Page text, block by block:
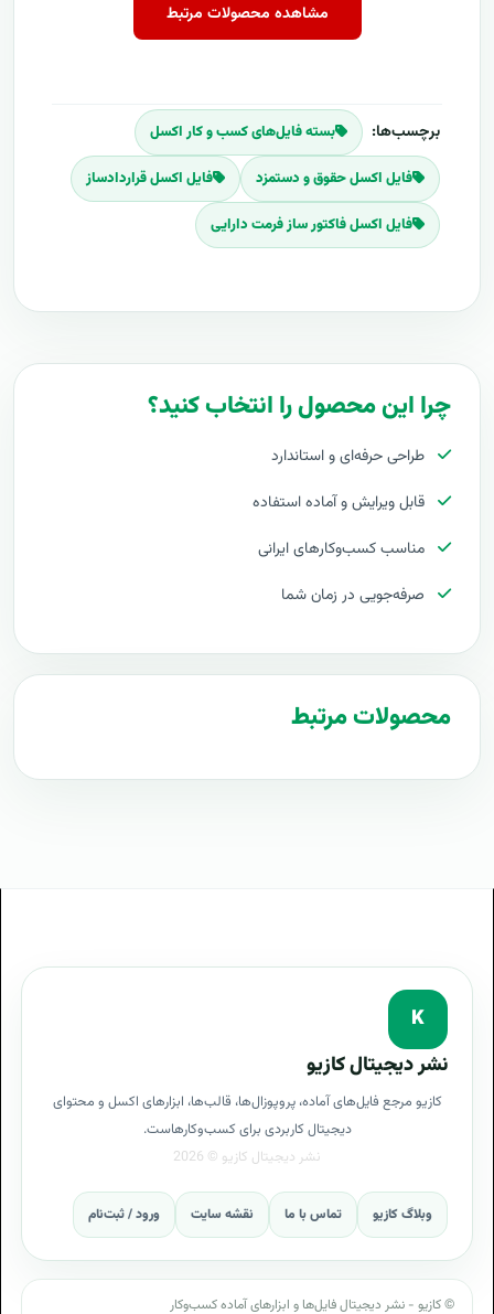
مشاهده محصولات مرتبط
برچسب‌ها: بسته فایل‌های کسب و کار اکسل
فایل اکسل حقوق و دستمزد فایل اکسل قراردادساز
فایل اکسل فاکتور ساز فرمت دارایی
چرا این محصول را انتخاب کنید؟
طراحی حرفه‌ای و استاندارد
قابل ویرایش و آماده استفاده
مناسب کسب‌وکارهای ایرانی
صرفه‌جویی در زمان شما
محصولات مرتبط
K
نشر دیجیتال کازیو
کازیو مرجع فایل‌های آماده، پروپوزال‌ها، قالب‌ها، ابزارهای اکسل و محتوای
دیجیتال کاربردی برای کسب‌وکارهاست.
وبلاگ کازیو تماس با ما نقشه سایت ورود / ثبت‌نام
© کازیو - نشر دیجیتال فایل‌ها و ابزارهای آماده کسب‌وکار